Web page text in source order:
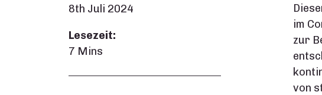
8th Juli 2024
Lesezeit:
7 Mins
im
zur
von